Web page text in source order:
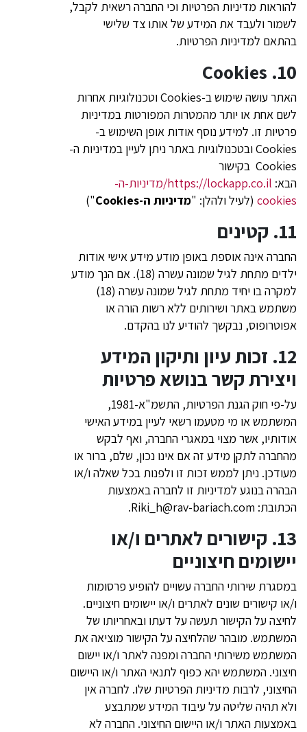
להוראות מדיניות הפרטיות וכי החברה רשאית לקבל,
לשמור ולעבד את המידע של אותו צד שלישי
בהתאם למדיניות הפרטיות.
10. Cookies
האתר עושה שימוש ב-Cookies וטכנולוגיות אחרות
לשם אחת או יותר מהמטרות המפורטות במדיניות
פרטיות זו. למידע נוסף אודות אופן השימוש ב-
Cookies ובטכנולוגיות באתר ניתן לעיין במדיניות ה-
Cookies בקישור
הבא:
https://lockapp.co.il/מדיניות-ה-
cookies (לעיל ולהלן: "מדיניות ה-Cookies ")
11. קטינים
החברה אינה אוספת באופן מודע מידע אישי אודות
ילדים מתחת לגיל שמונה עשרה (18). אם הנך מודע
למקרה בו יחיד מתחת לגיל שמונה עשרה (18)
משתמש באתר ושירותים ללא רשות הורה או
אפוטרופוס, נבקשך להודיע לנו בהקדם.
12. זכות עיון ותיקון המידע
ויצירת קשר בנושא פרטיות
על-פי חוק הגנת הפרטיות, התשמ"א-1981,
המשתמש או מי מטעמו רשאי לעיין במידע האישי
אודותיו, אשר מצוי במאגרי החברה, ואף לבקש
מהחברה לתקן מידע זה אם אינו נכון, שלם, ברור או
מעודכן. ניתן לממש זכות זו ולפנות בכל שאלה ו/או
הבהרה בנוגע למדיניות זו לחברה באמצעות
הכתובת: Riki_h@rav-bariach.com
.
13. קישורים לאתרים ו/או
יישומים חיצוניים
במסגרת שירותי החברה עשויים להופיע פרסומות
ו/או קישורים שונים לאתרים ו/או יישומים חיצוניים.
לחיצה על הקישור תעשה על דעתו ובאחריותו של
המשתמש. מובהר שהלחיצה על הקישור מוציאה את
המשתמש משירותי החברה ומפנה לאתר ו/או יישום
חיצוני. המשתמש יהא כפוף לתנאי האתר ו/או היישום
החיצוני, לרבות מדיניות הפרטיות שלו. לחברה אין
ולא תהיה שליטה על עיבוד המידע שמתבצע
באמצעות האתר ו/או היישום החיצוני. החברה לא